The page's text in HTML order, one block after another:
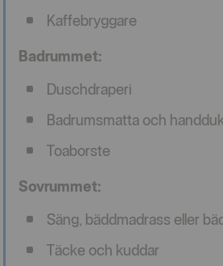
Kaffebryggare
Badrummet:
Duschdraperi
Badrumsmatta och
Toaborste
Sovrummet:
Säng, bäddmadrass eller
Täcke och kuddar